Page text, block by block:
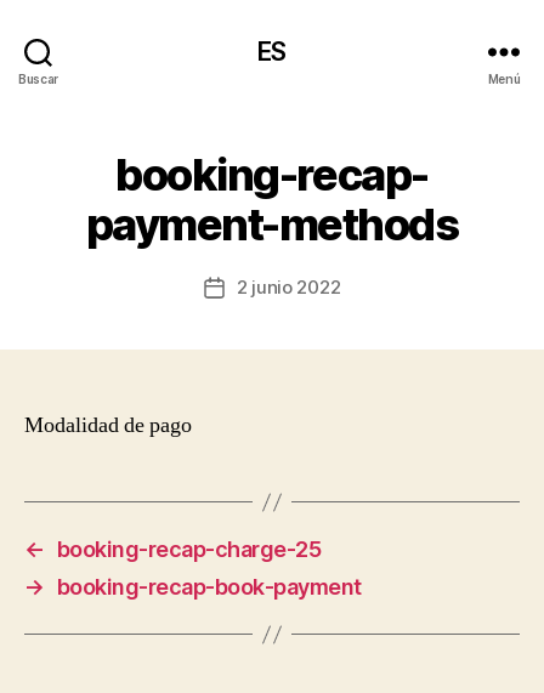
Buscar
ES
Menú
booking-recap-
payment-methods
Fecha2 junio 2022
Modalidad de pago
←
booking-recap-charge-25
→
booking-recap-book-payment